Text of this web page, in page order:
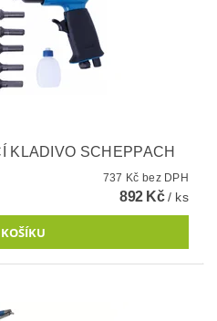
KLADIVO SCHEPPACH
737 Kč bez DPH
892 Kč/ ks